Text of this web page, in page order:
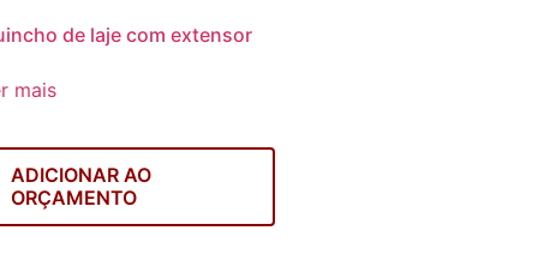
de laje com extensor
mais
ADICIONAR AO
ORÇAMENTO